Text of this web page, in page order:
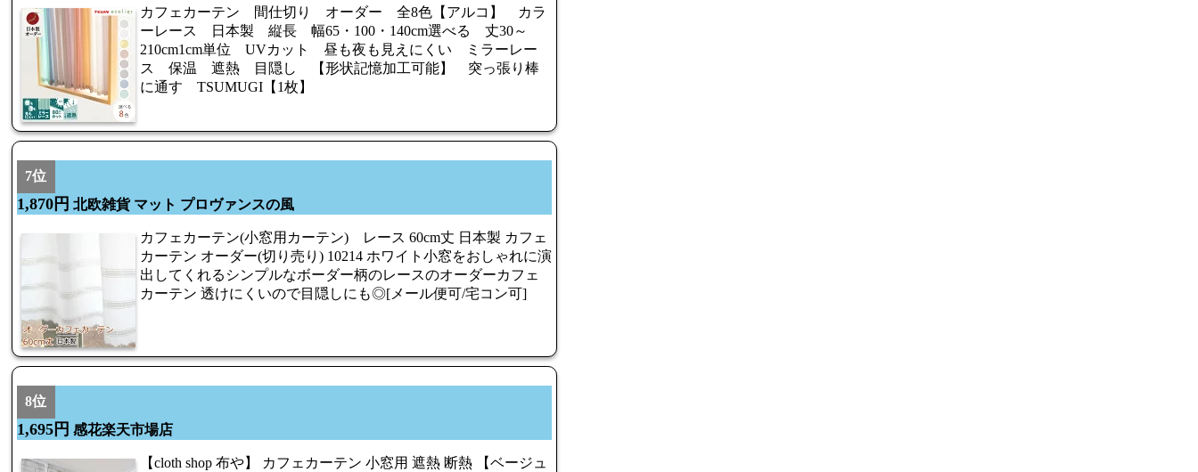
カフェカーテン 間仕切り オーダー 全8色【アルコ】 カラ
ーレース 日本製 縦長 幅65・100・140cm選べる 丈30～
210cm1cm単位 UVカット 昼も夜も見えにくい ミラーレー
ス 保温 遮熱 目隠し 【形状記憶加工可能】 突っ張り棒
に通す TSUMUGI【1枚】
7位
1,870円 北欧雑貨 マット プロヴァンスの風
カフェカーテン(小窓用カーテン) レース 60cm丈 日本製 カフェ
カーテン オーダー(切り売り) 10214 ホワイト小窓をおしゃれに演
出してくれるシンプルなボーダー柄のレースのオーダーカフェ
カーテン 透けにくいので目隠しにも◎[メール便可/宅コン可]
8位
1,695円 感花楽天市場店
【cloth shop 布や】 カフェカーテン 小窓用 遮熱 断熱 【ベージュ